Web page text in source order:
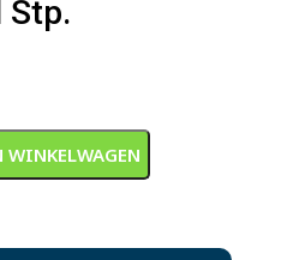
Stp.
WINKELWAGEN